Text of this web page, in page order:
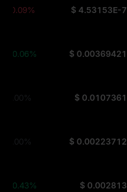
$ 4.53153E-7
-0.09%
$ 0.00369421
+0.06%
$ 0.0107361
0.00%
$ 0.00223712
0.00%
$ 0.002813
+0.43%